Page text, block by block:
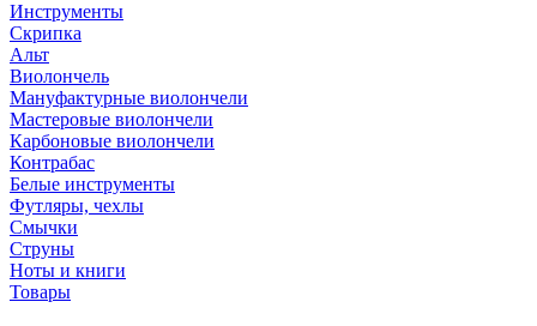
Инструменты
Скрипка
Альт
Виолончель
Мануфактурные виолончели
Мастеровые виолончели
Карбоновые виолончели
Контрабас
Белые инструменты
Футляры, чехлы
Смычки
Струны
Ноты и книги
Товары